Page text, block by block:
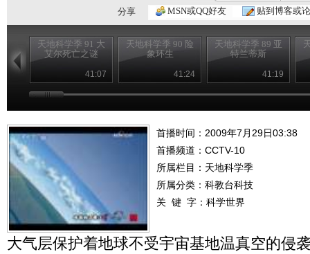
分享
MSN或QQ好友 贴到博客或
天地科学季 91 大
艾尔死亡之谜
41:07
天地科学季 90 险
象环生
41:24
天地科学季 89 亚
特兰蒂斯
41:19
首播时间：2009年7月29日03:38
首播频道： CCTV-10
所属栏目： 天地科学季
所属分类：科教台科技
关 键 字： 科学世界
大气层保护着地球不受宇宙基地温真空的侵